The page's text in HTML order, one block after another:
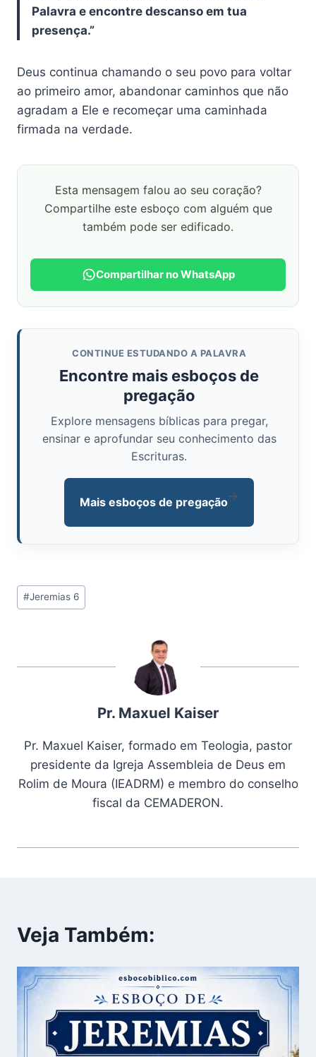
Palavra e encontre descanso em tua
presença.”
Deus continua chamando o seu povo para voltar
ao primeiro amor, abandonar caminhos que não
agradam a Ele e recomeçar uma caminhada
firmada na verdade.
Esta mensagem falou ao seu coração?
Compartilhe este esboço com alguém que
também pode ser edificado.
Compartilhar no WhatsApp
CONTINUE ESTUDANDO A PALAVRA
Encontre mais esboços de
pregação
Explore mensagens bíblicas para pregar,
ensinar e aprofundar seu conhecimento das
Escrituras.
Mais esboços de pregação→
Tags
do
#Jeremias 6
Pr. Maxuel Kaiser
Pr. Maxuel Kaiser, formado em Teologia, pastor
presidente da Igreja Assembleia de Deus em
Rolim de Moura (IEADRM) e membro do conselho
fiscal da CEMADERON.
Veja Também: